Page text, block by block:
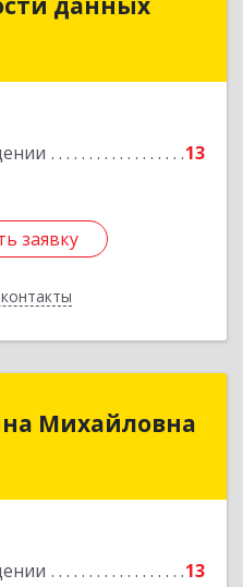
13
заявку
г, Таратынова
заявку
Михайловна
13
Михайловна